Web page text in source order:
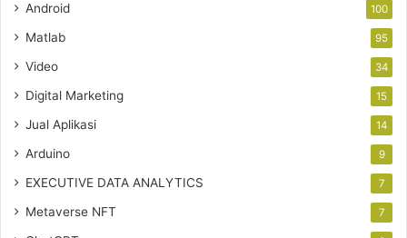
Android 100
Matlab 95
Video 34
Digital Marketing 15
Jual Aplikasi 14
Arduino 9
EXECUTIVE DATA ANALYTICS 7
Metaverse NFT 7